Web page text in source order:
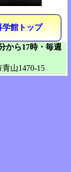
学館トップ
から17時・毎週
山1470-15